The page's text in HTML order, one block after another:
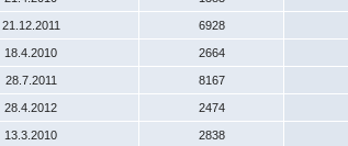
21.12.2011 6928
18.4.2010 2664
28.7.2011 8167
28.4.2012 2474
13.3.2010 2838